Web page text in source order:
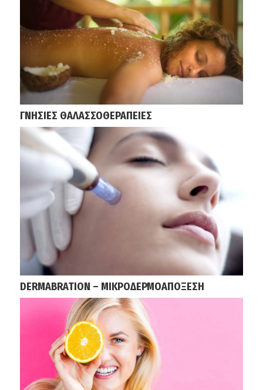
ΓΝΗΣΙΕΣ ΘΑΛΑΣΣΟΘΕΡΑΠΕΙΕΣ
DERMABRATION – ΜΙΚΡΟΔΕΡΜΟΑΠΟΞΕΣΗ